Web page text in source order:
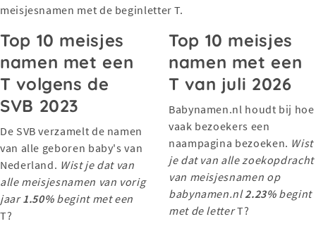
meisjesnamen met de beginletter T.
Top 10 meisjes
namen met een
T volgens de
SVB 2023
De SVB verzamelt de namen
van alle geboren baby's van
Nederland. Wist je dat van
alle meisjesnamen van vorig
jaar1.50%begint met een
T?
Top 10 meisjes
namen met een
T van juli 2026
Babynamen.nl houdt bij hoe
vaak bezoekers een
naampagina bezoeken. Wist
je dat van alle zoekopdracht
van meisjesnamen op
babynamen.nl2.23%begint
met de letterT?